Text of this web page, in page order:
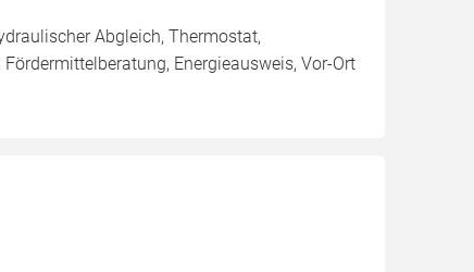
Abgleich, Thermostat,
Energieausweis, Vor-Ort